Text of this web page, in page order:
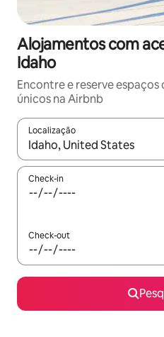
Alojamentos com
Idaho
Encontre e reserve espaços
únicos na Airbnb
Localização
Quando os resultados
Check-in
Check-out